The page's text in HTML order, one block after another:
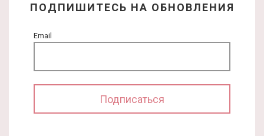
ПОДПИШИТЕСЬ НА ОБНОВЛЕНИЯ
Email